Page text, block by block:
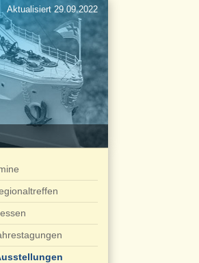
Aktualisiert 29.09.2022